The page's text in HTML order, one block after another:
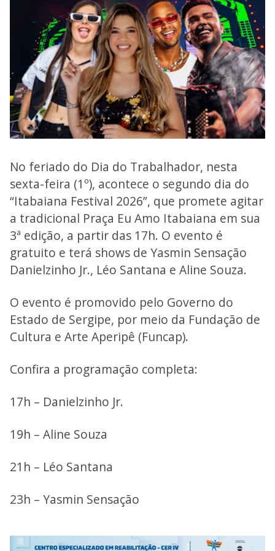
No feriado do Dia do Trabalhador, nesta
sexta-feira (1º), acontece o segundo dia do
“Itabaiana Festival 2026”, que promete agitar
a tradicional Praça Eu Amo Itabaiana em sua
3ª edição, a partir das 17h. O evento é
gratuito e terá shows de Yasmin Sensação
Danielzinho Jr., Léo Santana e Aline Souza.
O evento é promovido pelo Governo do
Estado de Sergipe, por meio da Fundação de
Cultura e Arte Aperipê (Funcap).
Confira a programação completa:
17h – Danielzinho Jr.
19h – Aline Souza
21h – Léo Santana
23h – Yasmin Sensação